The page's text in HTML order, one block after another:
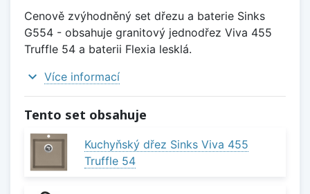
Cenově zvýhodněný set dřezu a baterie Sinks
G554 - obsahuje granitový jednodřez Viva 455
Truffle 54 a baterii Flexia lesklá.
expand_more Více informací
Tento set obsahuje
Kuchyňský dřez Sinks Viva 455
Truffle 54